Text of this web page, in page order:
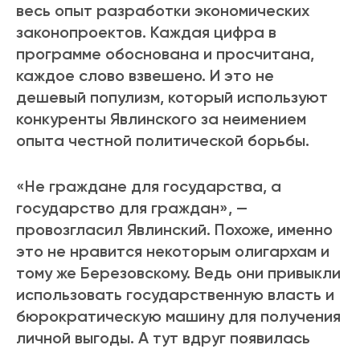
весь опыт разработки экономических
законопроектов. Каждая цифра в
программе обоснована и просчитана,
каждое слово взвешено. И это не
дешевый популизм, который используют
конкуренты Явлинского за неимением
опыта честной политической борьбы.
«Не граждане для государства, а
государство для граждан», —
провозгласил Явлинский. Похоже, именно
это не нравится некоторым олигархам и
тому же Березовскому. Ведь они привыкли
использовать государственную власть и
бюрократическую машину для получения
личной выгоды. А тут вдруг появилась